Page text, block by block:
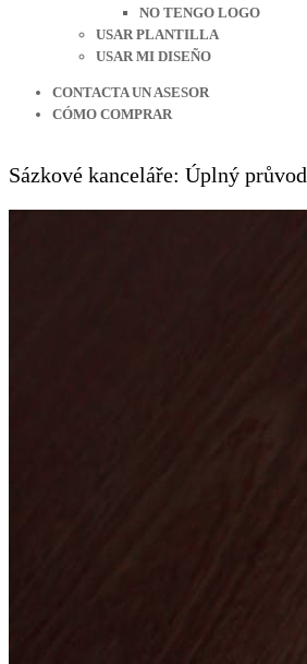
NO TENGO LOGO
USAR PLANTILLA
USAR MI DISEÑO
CONTACTA UN ASESOR
CÓMO COMPRAR
Sázkové kanceláře: Úplný